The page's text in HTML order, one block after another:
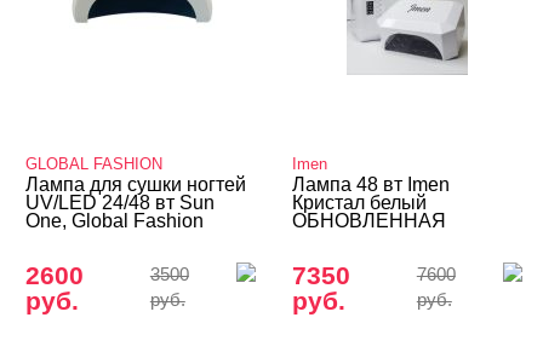
Аппараты для маникюра и педикюра
Бестеневые лампы
Воскоплавы и восконагревалели
GLOBAL FASHION
Лампа для сушки ногтей
UV/LED 24/48 вт Sun
One, Global Fashion
2600
руб.
3500
руб.
Imen
Лампа 48 вт Imen
Кристал белый
ОБНОВЛЕННАЯ
7350
руб.
7600
руб.